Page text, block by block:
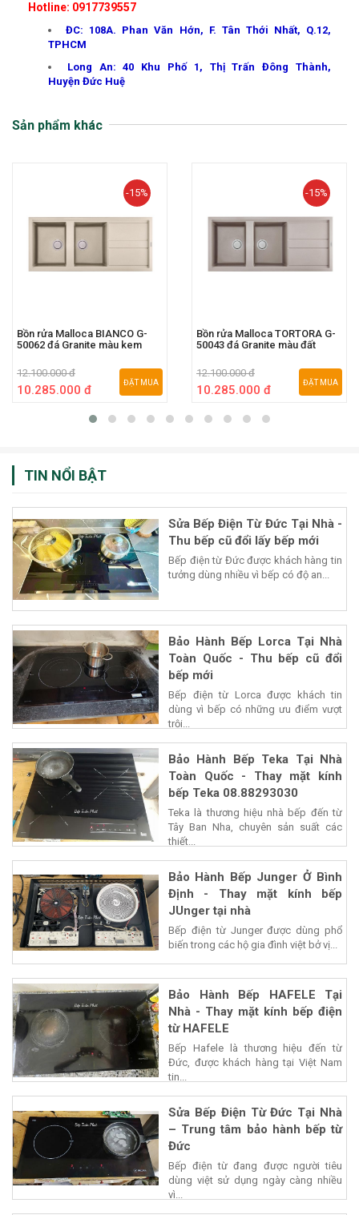
Hotline: 0917739557
ĐC: 108A. Phan Văn Hớn, F. Tân Thới Nhất, Q.12,
TPHCM
Long An: 40 Khu Phố 1, Thị Trấn Đông Thành,
Huyện Đức Huệ
Sản phẩm khác
-15%
Bồn rửa Malloca BIANCO G-
50062 đá Granite màu kem
12.100.000 đ
10.285.000 đ
ĐẶT MUA
-15%
Bồn rửa Malloca TORTORA G-
50043 đá Granite màu đất
12.100.000 đ
10.285.000 đ
ĐẶT MUA
TIN NỔI BẬT
Sửa Bếp Điện Từ Đức Tại Nhà -
Thu bếp cũ đổi lấy bếp mới
Bếp điện từ Đức được khách hàng tin
tưởng dùng nhiều vì bếp có độ an...
Bảo Hành Bếp Lorca Tại Nhà
Toàn Quốc - Thu bếp cũ đổi
bếp mới
Bếp điện từ Lorca được khách tin
dùng vì bếp có những ưu điểm vượt
trội...
Bảo Hành Bếp Teka Tại Nhà
Toàn Quốc - Thay mặt kính
bếp Teka 08.88293030
Teka là thương hiệu nhà bếp đến từ
Tây Ban Nha, chuyên sản suất các
thiết...
Bảo Hành Bếp Junger Ở Bình
Định - Thay mặt kính bếp
JUnger tại nhà
Bếp điện từ Junger được dùng phổ
biến trong các hộ gia đình việt bở vị...
Bảo Hành Bếp HAFELE Tại
Nhà - Thay mặt kính bếp điện
từ HAFELE
Bếp Hafele là thương hiệu đến từ
Đức, được khách hàng tại Việt Nam
tin...
Sửa Bếp Điện Từ Đức Tại Nhà
– Trung tâm bảo hành bếp từ
Đức
Bếp điện từ đang được người tiêu
dùng việt sử dụng ngày càng nhiều
vì...